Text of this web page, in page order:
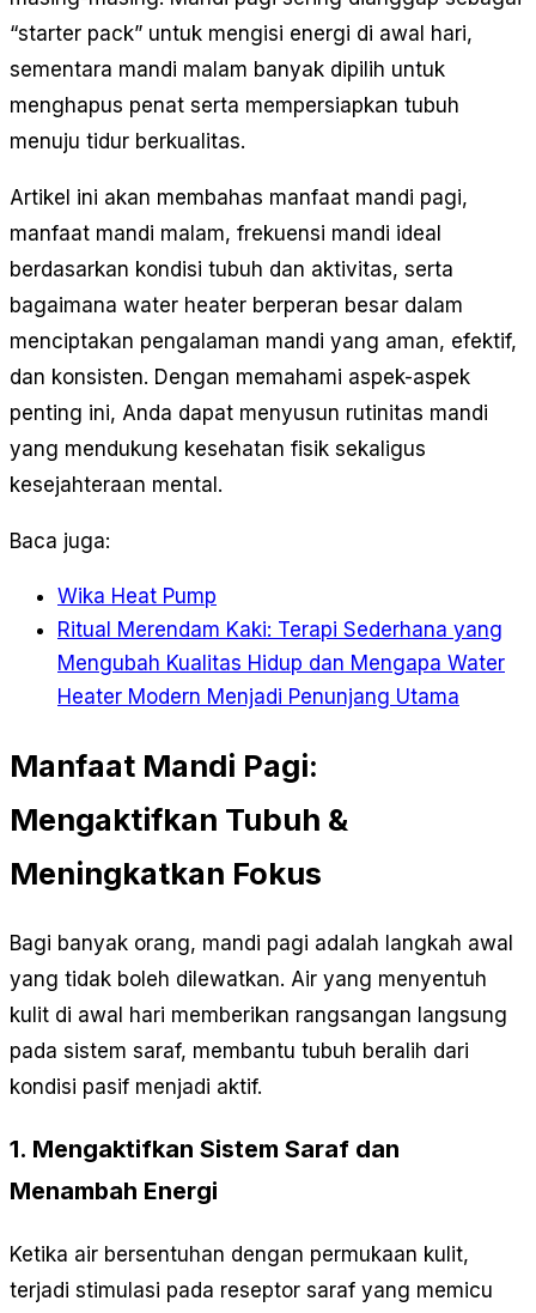
“starter pack” untuk mengisi energi di awal hari,
sementara mandi malam banyak dipilih untuk
menghapus penat serta mempersiapkan tubuh
menuju tidur berkualitas.
Artikel ini akan membahas manfaat mandi pagi,
manfaat mandi malam, frekuensi mandi ideal
berdasarkan kondisi tubuh dan aktivitas, serta
bagaimana water heater berperan besar dalam
menciptakan pengalaman mandi yang aman, efektif,
dan konsisten. Dengan memahami aspek-aspek
penting ini, Anda dapat menyusun rutinitas mandi
yang mendukung kesehatan fisik sekaligus
kesejahteraan mental.
Baca juga:
Wika Heat Pump
Ritual Merendam Kaki: Terapi Sederhana yang
Mengubah Kualitas Hidup dan Mengapa Water
Heater Modern Menjadi Penunjang Utama
Manfaat Mandi Pagi:
Mengaktifkan Tubuh &
Meningkatkan Fokus
Bagi banyak orang, mandi pagi adalah langkah awal
yang tidak boleh dilewatkan. Air yang menyentuh
kulit di awal hari memberikan rangsangan langsung
pada sistem saraf, membantu tubuh beralih dari
kondisi pasif menjadi aktif.
1. Mengaktifkan Sistem Saraf dan
Menambah Energi
Ketika air bersentuhan dengan permukaan kulit,
terjadi stimulasi pada reseptor saraf yang memicu